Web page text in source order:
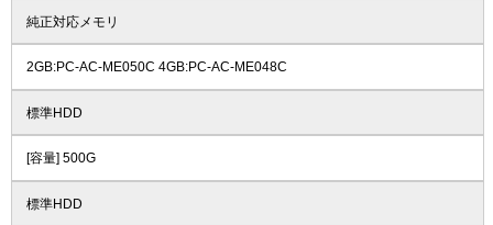
純正対応メモリ
2GB:PC-AC-ME050C 4GB:PC-AC-ME048C
標準HDD
[容量] 500G
標準HDD